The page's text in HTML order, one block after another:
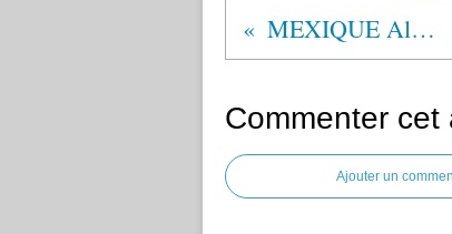
MEXIQUE Alcohólicos Anónimos®
Commenter cet
Ajouter un